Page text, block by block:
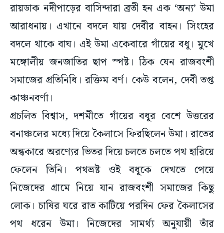
রায়ডাক নদীপাড়ের বাসিন্দারা ব্রতী হন এক ‘অন্য’ উমা
আরাধনায়। এখানে বদলে যায় দেবীর বাহন। সিংহের
বদলে থাকে বাঘ। এই উমা একেবারে গাঁয়ের বধূ। মুখে
মঙ্গোলীয় জনজাতির ছাপ স্পষ্ট। ঠিক যেন রাজবংশী
সমাজের প্রতিনিধি। রক্তিম বর্ণ। কেউ বলেন, দেবী তপ্ত
কাঞ্চনবর্ণা।
প্রচলিত বিশ্বাস, দশমীতে গাঁয়ের বধূর বেশে উত্তরের
বনাঞ্চলের মধ্যে দিয়ে কৈলাসে ফিরছিলেন উমা। রাতের
অন্ধকারে অরণ্যের ভিতর দিয়ে চলতে চলতে পথ হারিয়ে
ফেলেন তিনি। পথভ্রষ্ট ওই বধূকে দেখতে পেয়ে
নিজেদের গ্রামে নিয়ে যান রাজবংশী সমাজের কিছু
লোক। চাষির ঘরে রাত কাটিয়ে পরদিন ফের কৈলাসের
পথ ধরেন উমা। নিজেদের সামর্থ্য অনুযায়ী তাঁর